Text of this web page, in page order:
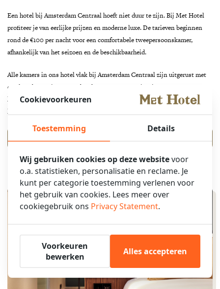
Een hotel bij Amsterdam Centraal hoeft niet duur te zijn. Bij Met Hotel
profiteer je van eerlijke prijzen en moderne luxe. De tarieven beginnen
rond de €100 per nacht voor een comfortabele tweepersoonskamer,
afhankelijk van het seizoen en de beschikbaarheid.
Alle kamers in ons hotel vlak bij Amsterdam Centraal zijn uitgerust met
een luxe boxspring, regendouche, smart TV, gratis wifi en
klimaatcontrole. Je krijgt dus uitstekende kwaliteit voor een centrale
locatie. Bekijk onze kamertypes en actuele aanbiedingen.
Cookievoorkeuren
Toestemming Details
Wij gebruiken cookies op deze websitevoor
o.a. statistieken, personalisatie en reclame. Je
kunt per categorie toestemming verlenen voor
het gebruik van cookies. Lees meer over
cookiegebruik ons Privacy Statement.
Voorkeuren
bewerken
Alles accepteren